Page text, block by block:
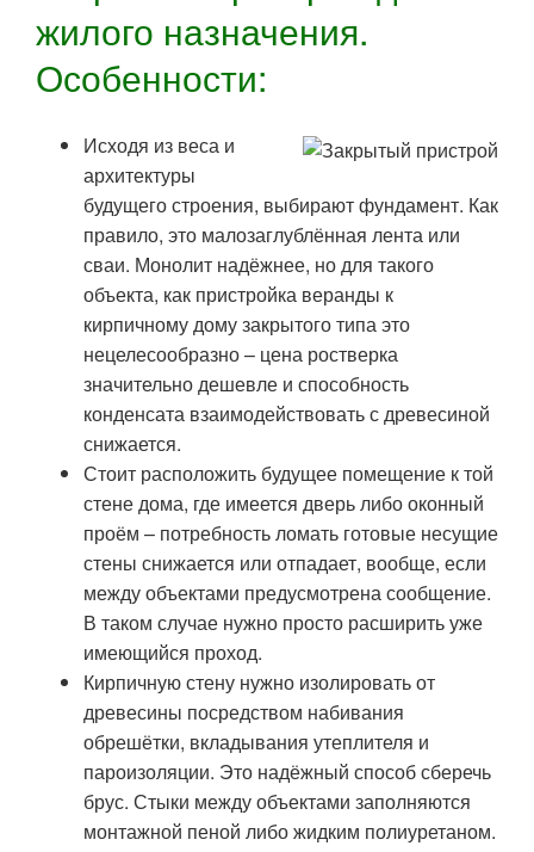
жилого назначения.
Особенности:
Исходя из веса и
архитектуры
будущего строения, выбирают фундамент. Как
правило, это малозаглублённая лента или
сваи. Монолит надёжнее, но для такого
объекта, как пристройка веранды к
кирпичному дому закрытого типа это
нецелесообразно – цена ростверка
значительно дешевле и способность
конденсата взаимодействовать с древесиной
снижается.
Стоит расположить будущее помещение к той
стене дома, где имеется дверь либо оконный
проём – потребность ломать готовые несущие
стены снижается или отпадает, вообще, если
между объектами предусмотрена сообщение.
В таком случае нужно просто расширить уже
имеющийся проход.
Кирпичную стену нужно изолировать от
древесины посредством набивания
обрешётки, вкладывания утеплителя и
пароизоляции. Это надёжный способ сберечь
брус. Стыки между объектами заполняются
монтажной пеной либо жидким полиуретаном.